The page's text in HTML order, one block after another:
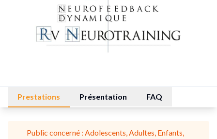
Prestations Présentation FAQ
Public concerné : Adolescents, Adultes, Enfants,